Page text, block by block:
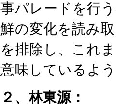
事パレードを行
鮮の変化を読み
を排除し、これ
意味しているよ
２、林東源：